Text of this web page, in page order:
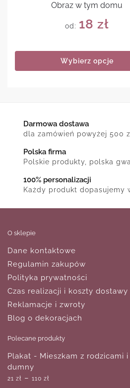
Obraz w tym domu
od: 18 zł
Wybierz opcje
Darmowa dostawa
dla zamówień powyżej 500
Polska firma
Polskie produkty, polska
100% personalizacji
Każdy produkt dopasujemy
O sklepie
Dane kontaktowe
Regulamin zakupów
Polityka prywatności
Czas realizacji i koszty dostawy
Reklamacje i zwroty
Blog o dekoracjach
Polecane produkty
Plakat - Mieszkam z rodzicami
dumny
21 zł – 110 zł